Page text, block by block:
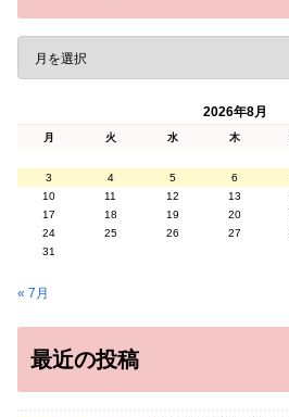
2026年8月
月 火 水 木
3
4 5 6
10
11 12 13
17
18 19 20
24
25 26 27
31
« 7月
最近の投稿